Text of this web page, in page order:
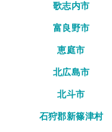
歌志内市
富良野市
恵庭市
北広島市
北斗市
石狩郡新篠津村